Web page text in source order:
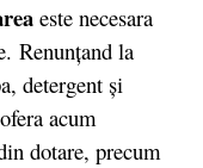
este necesara
Renunţand la
detergent şi
acum
dotare, precum